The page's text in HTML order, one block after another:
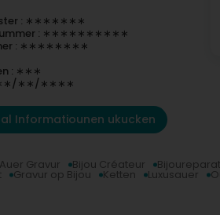
: ∗∗∗∗∗∗∗
: ∗∗∗∗∗∗∗∗∗∗
: ∗∗∗∗∗∗∗∗
: ∗∗∗
∗∗/∗∗/∗∗∗∗
Informatiounen ukucken
Auer Gravur Bijou Créateur
Gravur op Bijou Ketten Luxusauer